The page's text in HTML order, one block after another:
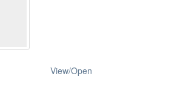
View/Open